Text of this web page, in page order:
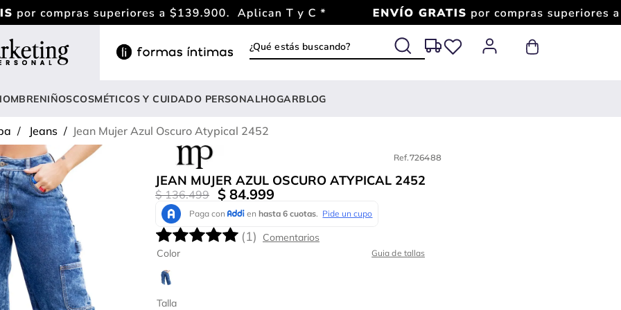
¿Qué estás buscando?
NIÑOSCOSMÉTICOS Y CUIDADO PERSONALHOGARBLOG
Jeans Jean Mujer Azul Oscuro Atypical 2452
Ref.726488
JEAN MUJER AZUL OSCURO ATYPICAL 2452
$ 136.499 $ 84.999
(1)
Talla
Color Guia de tallas
deportiva mujer